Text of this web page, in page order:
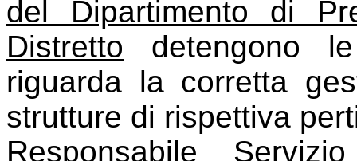
del Dipartimento di
Distretto detengono
riguarda la corretta
strutture di rispettiva
Responsabile